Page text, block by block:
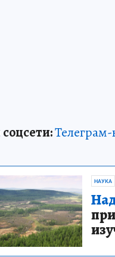
НАУКА